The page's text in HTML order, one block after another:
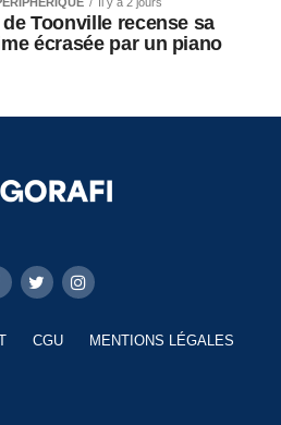
Toonville recense sa
écrasée par un piano
CGU MENTIONS LÉGALES